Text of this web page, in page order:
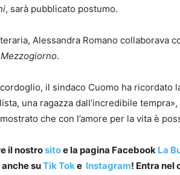
, sarà pubblicato postumo.
Alessandra Romano collaborava
.
il sindaco Cuomo ha ricordato
una ragazza dall’incredibile
che con l’amore per la vita è
il nostrositoe la pagina Facebook La
suTik Toke Instagram! Entra nel